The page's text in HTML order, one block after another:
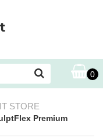
0
STORE
Premium